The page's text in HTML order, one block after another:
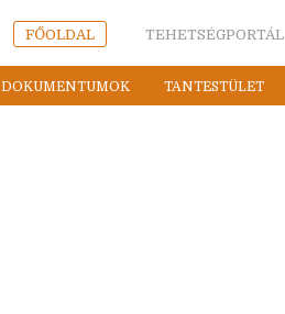
FŐOLDAL TEHETSÉGPORTÁL
DOKUMENTUMOK TANTESTÜLET